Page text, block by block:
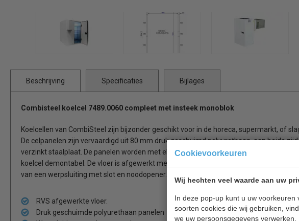
Cookievoorkeuren
Wij hechten veel waarde aan uw
In deze pop-up kunt u uw
soorten cookies die wij gebruiken,
we uw persoonsgegevens verwerken.
Beschrijving Specificaties Bijlages
Combisteel koelcel 7489.0060 compleet met insteek monoblok
Koelcellen van CombiSteel zijn bijzonder geschikt voor in de horeca, supermarkt, of
De celpanelen zijn vervaardigd uit 80 mm druk geschuimd polyurethaan, aan beide
verzinkt staalplaat. De panelen worden met elkaar verbonden door een degelijk
koelcel demontabel. De vloer is afgewerkt met RVS (AISI 430). De ruime draaideur is
van een werpsluiting met slot en noodopener.
RVS afgewerkte vloer.
Druk geschuimde polyurethaan panelen